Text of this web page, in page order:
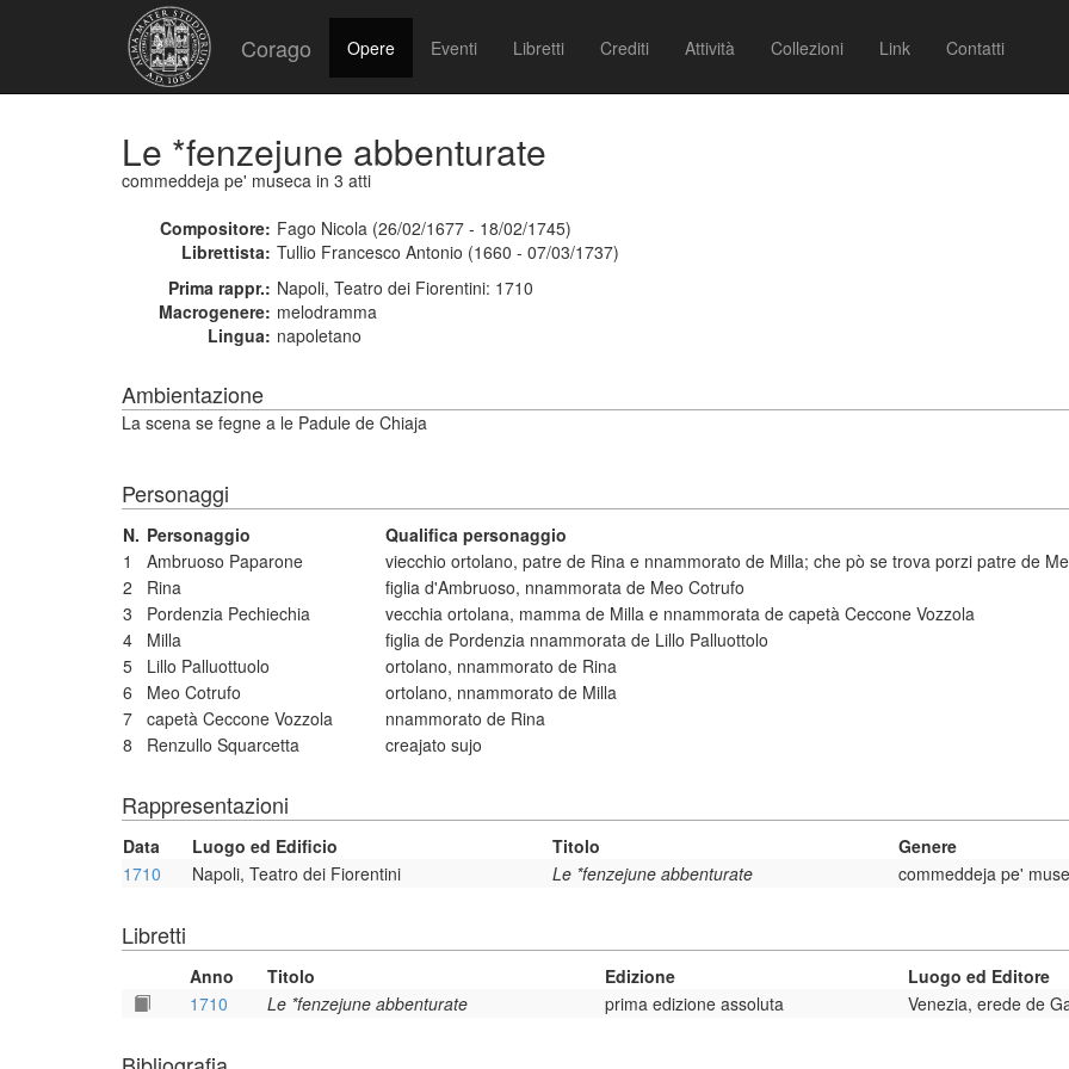
Corago Opere Eventi Libretti Crediti Attività Collezioni Link Contatti
Le *fenzejune abbenturate
commeddeja pe' museca in 3 atti
Compositore: Fago Nicola (26/02/1677 - 18/02/1745)
Librettista: Tullio Francesco Antonio (1660 - 07/03/1737)
Prima rappr.: Napoli, Teatro dei Fiorentini: 1710
Macrogenere: melodramma
Lingua: napoletano
Ambientazione
La scena se fegne a le Padule de Chiaja
Personaggi
N. Personaggio Qualifica personaggio
1
Ambruoso Paparone viecchio ortolano, patre de Rina e nnammorato de Milla; che pò se trova porzi patre de
2
Rina figlia d'Ambruoso, nnammorata de Meo Cotrufo
3
Pordenzia Pechiechia vecchia ortolana, mamma de Milla e nnammorata de capetà Ceccone Vozzola
4
Milla figlia de Pordenzia nnammorata de Lillo Palluottolo
5
Lillo Palluottuolo ortolano, nnammorato de Rina
6
Meo Cotrufo ortolano, nnammorato de Milla
7 capetà Ceccone Vozzola nnammorato de Rina
8
Renzullo Squarcetta creajato sujo
Rappresentazioni
Data Luogo ed Edificio Titolo Genere
1710
Napoli, Teatro dei Fiorentini Le *fenzejune abbenturate commeddeja pe'
Libretti
Anno Titolo Edizione
Luogo ed Editore
1710
Le *fenzejune abbenturate prima edizione assoluta Venezia, erede de